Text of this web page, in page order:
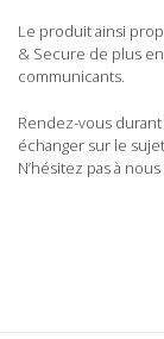
Le produit ainsi
& Secure de plus
communicants.
Rendez-vous durant
échanger sur le sujet.
N’hésitez pas à